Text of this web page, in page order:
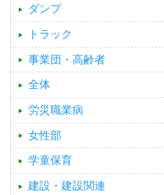
ダンプ
トラック
事業団・高齢者
全体
労災職業病
女性部
学童保育
建設・建設関連